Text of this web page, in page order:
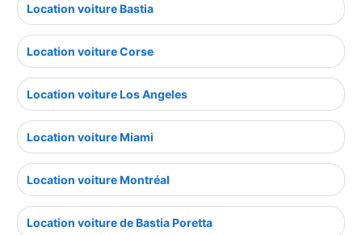
Location voiture Bastia
Location voiture Corse
Location voiture Los Angeles
Location voiture Miami
Location voiture Montréal
Location voiture de Bastia Poretta